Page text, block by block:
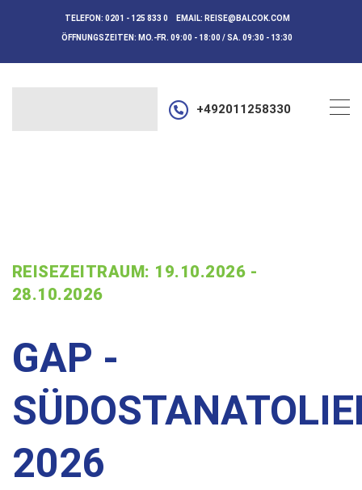
TELEFON: 0201 - 125 833 0 EMAIL: REISE@BALCOK.COM
ÖFFNUNGSZEITEN: MO.-FR. 09:00 - 18:00 / SA. 09:30 - 13:30
+492011258330
REISEZEITRAUM: 19.10.2026 -
28.10.2026
GAP -
2026